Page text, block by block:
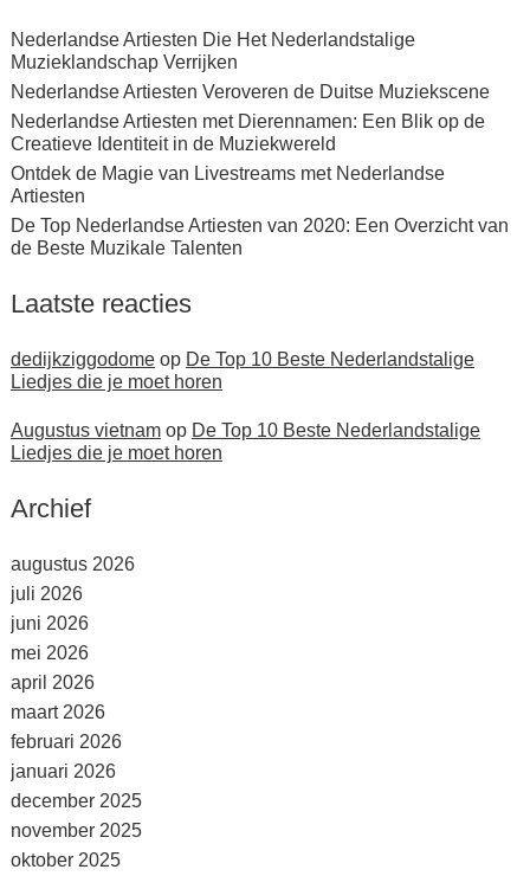
Nederlandse Artiesten Die Het Nederlandstalige
Muzieklandschap Verrijken
Nederlandse Artiesten Veroveren de Duitse Muziekscene
Nederlandse Artiesten met Dierennamen: Een Blik op de
Creatieve Identiteit in de Muziekwereld
Ontdek de Magie van Livestreams met Nederlandse
Artiesten
De Top Nederlandse Artiesten van 2020: Een Overzicht van
de Beste Muzikale Talenten
Laatste reacties
dedijkziggodomeop De Top 10 Beste Nederlandstalige
Liedjes die je moet horen
Augustus vietnamop De Top 10 Beste Nederlandstalige
Liedjes die je moet horen
Archief
augustus 2026
juli 2026
juni 2026
mei 2026
april 2026
maart 2026
februari 2026
januari 2026
december 2025
november 2025
oktober 2025